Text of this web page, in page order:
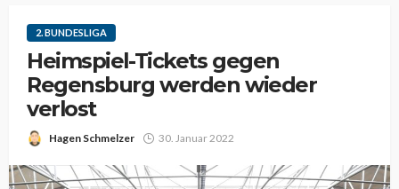
2. BUNDESLIGA
Heimspiel-Tickets gegen
Regensburg werden wieder
verlost
Hagen Schmelzer 30. Januar 2022